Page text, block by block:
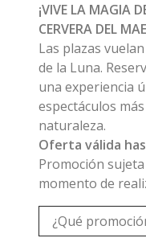
¡VIVE LA MAGIA
CERVERA DEL
Las plazas
de la Luna.
una experiencia
espectáculos
naturaleza.
Oferta válida
Promoción
momento de